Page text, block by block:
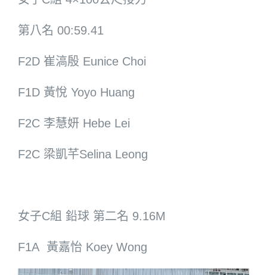
第八名 00:59.41
F2D 崔滈殷 Eunice Choi
F1D 黃悅 Yoyo Huang
F2C 李慧妍 Hebe Lei
F2C 梁凱芊Selina Leong
女子C組 鉛球 第二名 9.16M
F1A 黃嘉怡 Koey Wong